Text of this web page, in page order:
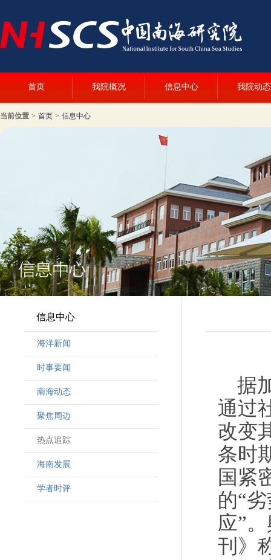
首页 我院概况 信息中心 我院动态
当前位置 > 首页 > 信息中心
信息中心
海洋新闻
时事要闻
南海动态
聚焦周边
热点追踪
海南发展
学者时评
据
通过
改变
条时
国紧
的“
应”
刊》